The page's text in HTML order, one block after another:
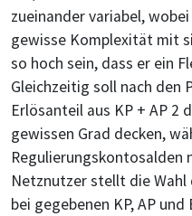
zueinander variabel,
gewisse Komplexität mit
so hoch sein, dass er ein
Gleichzeitig soll nach den
Erlösanteil aus KP + AP 2
gewissen Grad decken,
Regulierungskontosalden
Netznutzer stellt die
bei gegebenen KP, AP